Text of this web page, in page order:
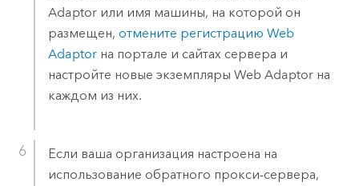
Adaptorили имя машины, на которой он
размещен, отмените регистрацию Web
Adaptorна портале и сайтах сервера и
настройте новые экземпляры Web Adaptorна
каждом из них.
Если ваша организация настроена на
использование обратного прокси-сервера,